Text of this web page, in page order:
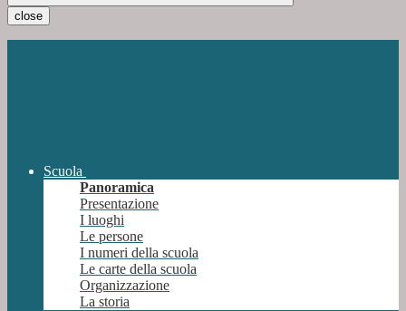
close
Scuola
Panoramica
Presentazione
I luoghi
Le persone
I numeri della scuola
Le carte della scuola
Organizzazione
La storia